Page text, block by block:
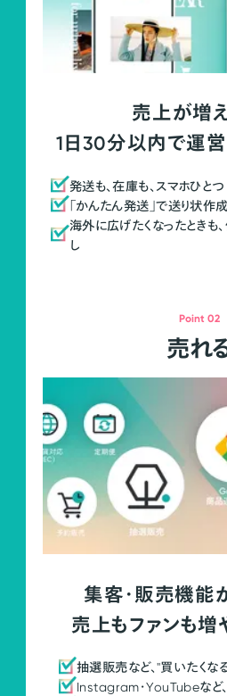
売上が増
1日30分以内で運
発送も、在庫も、スマホひとつ
「かんたん発送」で送り状作
海外に広げたくなったときも
し
Point 02
売れ
集客・販売機能
売上もファンも増
抽選販売など、"買いたくな
Instagram・YouTubeなど